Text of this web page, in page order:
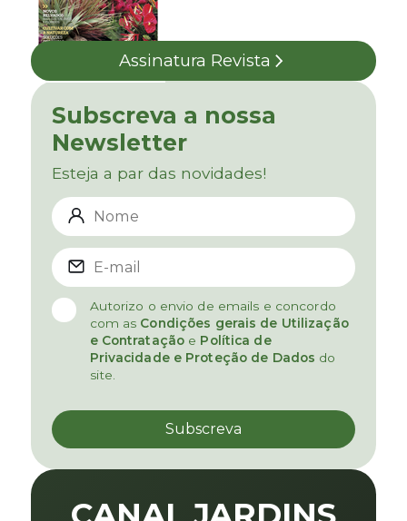
Assinatura Revista
Subscreva a nossa
Newsletter
Esteja a par das novidades!
Autorizo o envio de emails e concordo
com as Condições gerais de Utilização
e Contratação e Política de
Privacidade e Proteção de Dados do
site.